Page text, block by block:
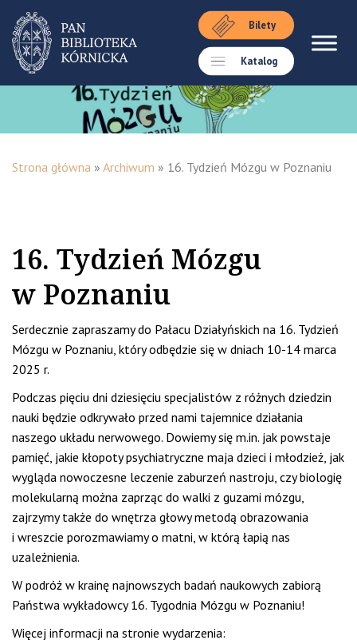
Bilety
Katalog
Strona główna » Archiwum » 16. Tydzień Mózgu w Poznaniu
16. Tydzień Mózgu
w Poznaniu
Serdecznie zapraszamy do Pałacu Działyńskich na 16. Tydzień
Mózgu w Poznaniu, który odbędzie się w dniach 10-14 marca
2025 r.
Podczas pięciu dni dziesięciu specjalistów z różnych dziedzin
nauki będzie odkrywało przed nami tajemnice działania
naszego układu nerwowego. Dowiemy się m.in. jak powstaje
pamięć, jakie kłopoty psychiatryczne maja dzieci i młodzież, jak
wygląda nowoczesne leczenie zaburzeń nastroju, czy biologię
molekularną można zaprząc do walki z guzami mózgu,
zajrzymy także do wnętrza głowy metodą obrazowania
i wreszcie porozmawiamy o matni, w którą łapią nas
uzależnienia.
W podróż w krainę najnowszych badań naukowych zabiorą
Państwa wykładowcy 16. Tygodnia Mózgu w Poznaniu!
Więcej informacji na stronie wydarzenia: